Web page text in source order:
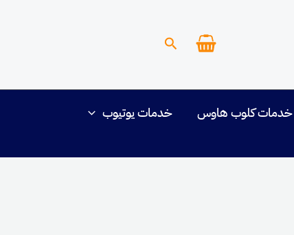
البحث
خدمات كلوب هاوس
خدمات يوتيوب